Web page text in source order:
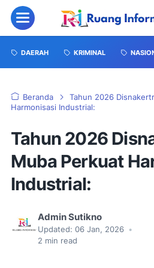
DAERAH KRIMINAL
Beranda
Tahun 2026
Harmonisasi Industrial:
Tahun 2026
Muba Perkuat
Industrial:
Admin Sutikno
Updated: 06 Jan, 2026 •
2 min read